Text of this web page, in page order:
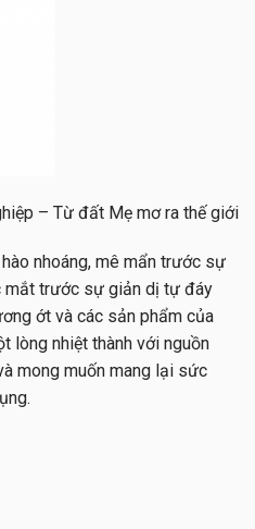
– Từ đất Mẹ mơ ra thế giới
nhoáng, mê mẩn trước sự
mắt trước sự giản dị tự đáy
ớt và các sản phẩm của
lòng nhiệt thành với nguồn
mong muốn mang lại sức